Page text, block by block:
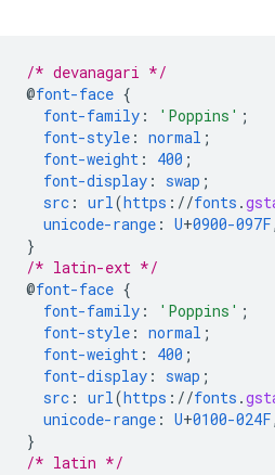
/* devanagari */
@font-face {
font-family : 'Poppins' ;
font-style : normal ;
font-weight : 400 ;
font-display : swap ;
src : url (https ://fonts .
unicode-range : U+0900-097F,
}
/* latin-ext */
@font-face {
font-family : 'Poppins' ;
font-style : normal ;
font-weight : 400 ;
font-display : swap ;
src : url (https ://fonts .
unicode-range : U+0100-024F,
}
/* latin */